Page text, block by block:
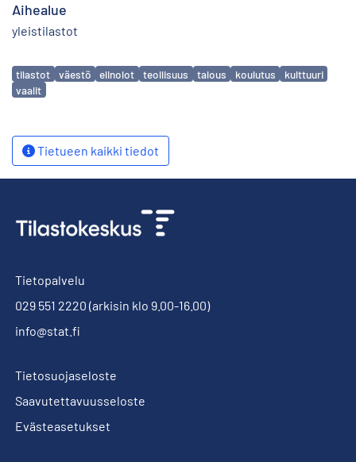
Aihealue
yleistilastot
Avainsanat
tilastot väestö elinolot teollisuus talous koulutus
kulttuuri
vaalit
Tietueen kaikki tiedot
Tietopalvelu
029 551 2220 (arkisin klo 9.00-16.00)
info@stat.fi
Tietosuojaseloste
Saavutettavuusseloste
Evästeasetukset